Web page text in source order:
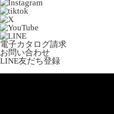
電子カタログ請求
お問い合わせ
LINE友だち登録